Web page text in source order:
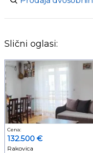
Slični oglasi:
Cena:
132.500 €
Rakovica